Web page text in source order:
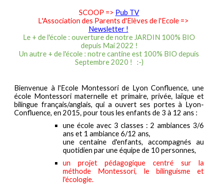
SCOOP => Pub TV
L'Association des Parents d'Elèves de l'Ecole =>
Newsletter !
Le + de l'école : ouverture de notre JARDIN 100% BIO
depuis Mai 2022 !
Un autre + de l'école : notre cantine est 100% BIO depuis
Septembre 2020 ! :-)
Bienvenue à l'Ecole Montessori de Lyon Confluence, une
école Montessori maternelle et primaire, privée, laïque et
bilingue français/anglais, qui a ouvert ses portes à Lyon-
Confluence, en 2015, pour tous les enfants de 3 à 12 ans :
une école avec 3 classes : 2 ambiances 3/6
ans et 1 ambiance 6/12 ans,
une centaine d'enfants, accompagnés au
quotidien par une équipe de 10 personnes,
un projet pédagogique centré sur la
méthode Montessori, le bilinguisme et
l'écologie.